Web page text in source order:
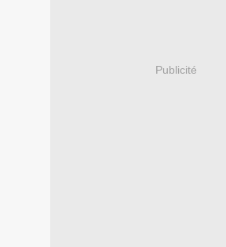
Publicité